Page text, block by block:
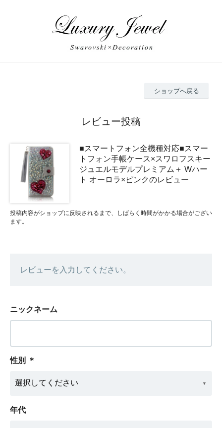
ショップへ戻る
レビュー投稿
■スマートフォン全機種対応■スマー
トフォン手帳ケース×スワロフスキー
ジュエルモデルプレミアム＋ Wハー
ト オーロラ×ピンクのレビュー
投稿内容がショップに反映されるまで、しばらく時間がかかる場合がござい
ます。
レビューを入力してください。
ニックネーム
性別 ＊
年代